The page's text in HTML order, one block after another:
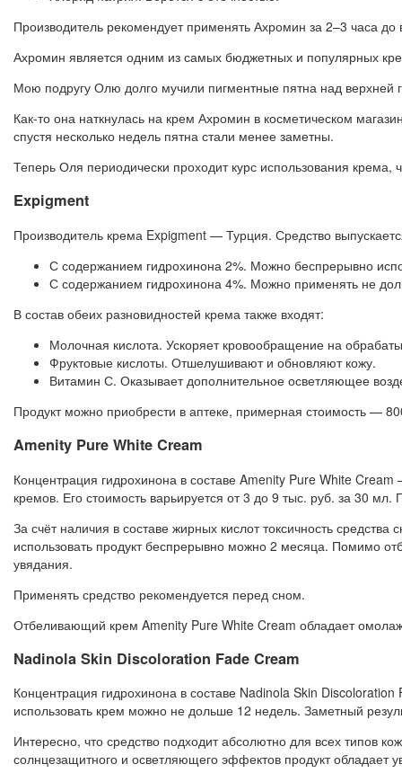
Производитель рекомендует применять Ахромин за 2–3 часа
Ахромин является одним из самых бюджетных и популярных
Мою подругу Олю долго мучили пигментные пятна над верхней
Как-то она наткнулась на крем Ахромин в косметическом
спустя несколько недель пятна стали менее заметны.
Теперь Оля периодически проходит курс использования крема,
Expigment
Производитель крема Expigment — Турция. Средство
С содержанием гидрохинона 2%. Можно беспрерывно
С содержанием гидрохинона 4%. Можно применять не
В состав обеих разновидностей крема также входят:
Молочная кислота. Ускоряет кровообращение на
Фруктовые кислоты. Отшелушивают и обновляют кожу.
Витамин С. Оказывает дополнительное осветляющее
Продукт можно приобрести в аптеке, примерная стоимость —
Amenity Pure White Cream
Концентрация гидрохинона в составе Amenity Pure White
кремов. Его стоимость варьируется от 3 до 9 тыс. руб. за 30
За счёт наличия в составе жирных кислот токсичность
использовать продукт беспрерывно можно 2 месяца. Помимо
увядания.
Применять средство рекомендуется перед сном.
Отбеливающий крем Amenity Pure White Cream обладает
Nadinola Skin Discoloration Fade Cream
Концентрация гидрохинона в составе Nadinola Skin
использовать крем можно не дольше 12 недель. Заметный
Интересно, что средство подходит абсолютно для всех типов
солнцезащитного и осветляющего эффектов продукт